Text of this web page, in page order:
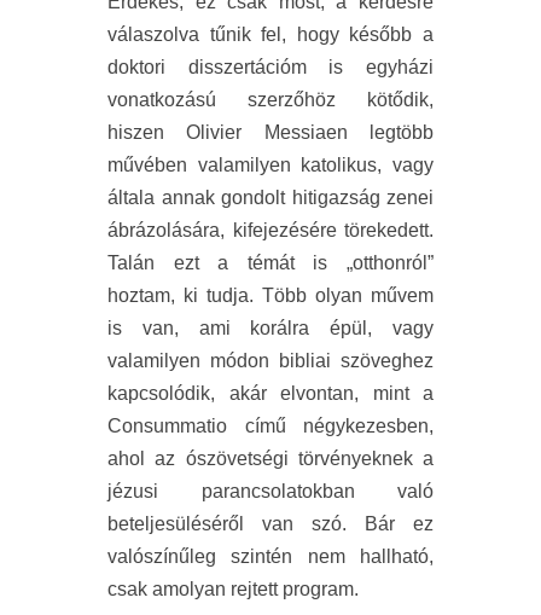
válaszolva tűnik fel, hogy később a
doktori disszertációm is egyházi
vonatkozású szerzőhöz kötődik,
hiszen Olivier Messiaen legtöbb
művében valamilyen katolikus, vagy
általa annak gondolt hitigazság zenei
ábrázolására, kifejezésére törekedett.
Talán ezt a témát is „otthonról”
hoztam, ki tudja. Több olyan művem
is van, ami korálra épül, vagy
valamilyen módon bibliai szöveghez
kapcsolódik, akár elvontan, mint a
Consummatio című négykezesben,
ahol az ószövetségi törvényeknek a
jézusi parancsolatokban való
beteljesüléséről van szó. Bár ez
valószínűleg szintén nem hallható,
csak amolyan rejtett program.